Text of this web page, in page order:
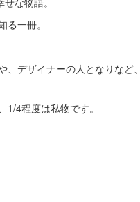
一冊。
デザイナーの人となりなど
4程度は私物です。